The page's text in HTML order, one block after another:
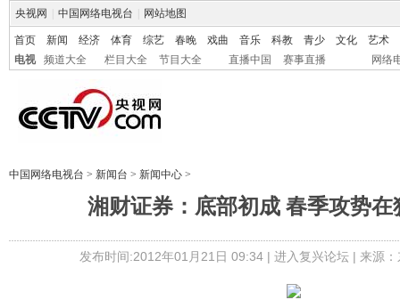
央视网 中国网络电视台 网站地图
首页 新闻 经济 体育 综艺 春晚 戏曲 音乐 科教 青少 文化
艺术
电视
频道大全 栏目大全 节目大全 直播中国 赛事直播 网络
中国网络电视台 > 新闻台 > 新闻中心 >
湘财证券：底部初成 春季攻势在
发布时间:2012年01月21日 09:34 | 进入复兴论坛| 来源